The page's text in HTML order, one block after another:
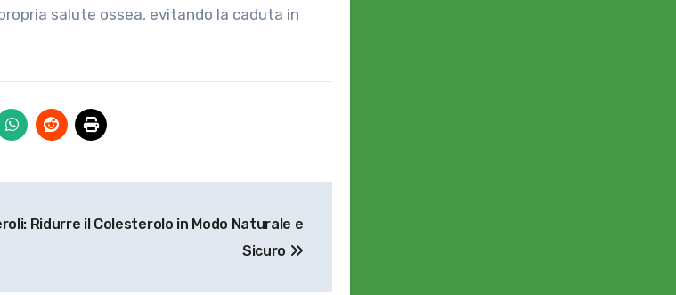
salute ossea, evitando la caduta in
Ridurre il Colesterolo in Modo Naturale e
Sicuro